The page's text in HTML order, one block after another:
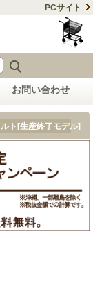
PCサイト
お問い合わせ
ト[生産終了モデル]